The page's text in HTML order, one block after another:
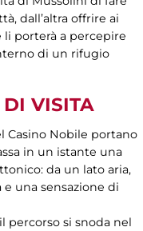
dall’altra offrire ai
porterà a percepire
di un rifugio
DI VISITA
Casino Nobile portano
in un istante una
da un lato aria,
e una sensazione di
percorso si snoda nel